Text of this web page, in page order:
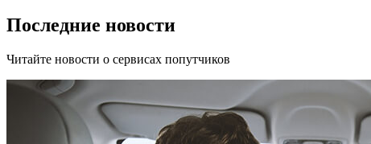
Последние новости
Читайте новости о сервисах попутчиков